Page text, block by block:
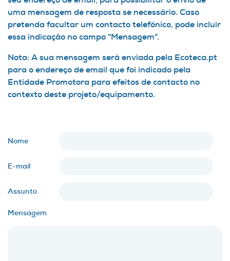
uma mensagem de resposta se necessário. Caso
pretenda facultar um contacto telefónico, pode incluir
essa indicação no campo "Mensagem".
Nota: A sua mensagem será enviada pela Ecoteca.pt
para o endereço de email que foi indicado pela
Entidade Promotora para efeitos de contacto no
contexto deste projeto/equipamento.
Nome
E-mail
Assunto
Mensagem